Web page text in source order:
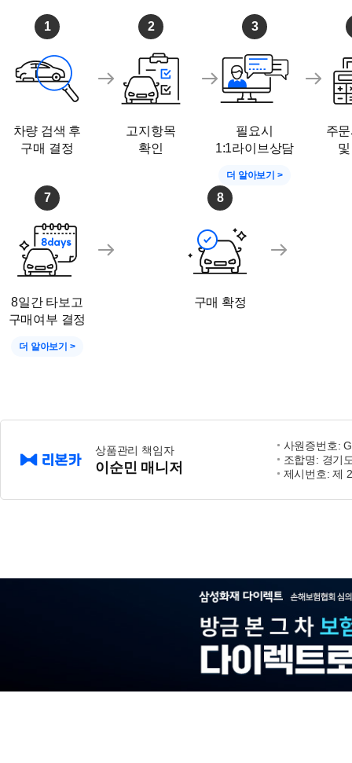
1
차량 검색 후
구매 결정
2
고지항목
확인
3
필요시
1:1라이브상담
더 알아보기 >
주
7
8일간 타보고
구매여부 결정
더 알아보기 >
8
구매 확정
상품관리 책임자
이순민 매니저
사원증번호:
조합명: 경기
제시번호: 제